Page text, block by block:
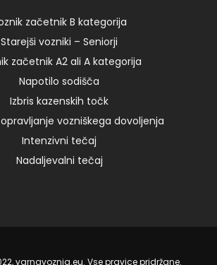
začetnik B kategorija
Starejši vozniki – Seniorji
začetnik A2 ali A kategorija
Napotilo sodišča
Izbris kazenskih točk
vozniškega dovoljenja
Intenzivni tečaj
Nadaljevalni tečaj
varnavoznja.eu. Vse pravice pridržane.